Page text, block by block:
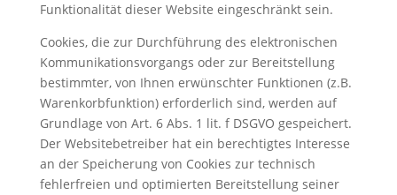
Funktionalität dieser Website eingeschränkt sein.
Cookies, die zur Durchführung des elektronischen
Kommunikationsvorgangs oder zur Bereitstellung
bestimmter, von Ihnen erwünschter Funktionen (z.B.
Warenkorbfunktion) erforderlich sind, werden auf
Grundlage von Art. 6 Abs. 1 lit. f DSGVO gespeichert.
Der Websitebetreiber hat ein berechtigtes Interesse
an der Speicherung von Cookies zur technisch
fehlerfreien und optimierten Bereitstellung seiner